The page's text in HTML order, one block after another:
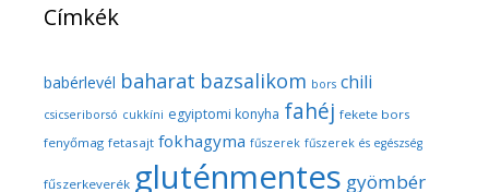
Címkék
babérlevél baharat bazsalikom bors chili
csicseriborsó cukkíni egyiptomi konyha fahéj fekete bors
fenyőmag fetasajt fokhagyma fűszerek fűszerek és egészség
fűszerkeverék gluténmentes gyömbér